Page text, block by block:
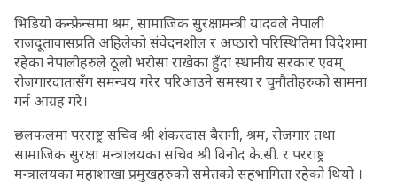
भिडियो कन्फ्रेन्समा श्रम, सामाजिक सुरक्षामन्त्री यादवले नेपाली
राजदूतावासप्रति अहिलेको संवेदनशील र अप्ठारो परिस्थितिमा विदेशमा
रहेका नेपालीहरुले ठूलो भरोसा राखेका हुँदा स्थानीय सरकार एवम्
रोजगारदातासँग समन्वय गरेर परिआउने समस्या र चुनौतीहरुको सामना
गर्न आग्रह गरे।
छलफलमा परराष्ट्र सचिव श्री शंकरदास बैरागी, श्रम, रोजगार तथा
सामाजिक सुरक्षा मन्त्रालयका सचिव श्री विनोद के.सी. र परराष्ट्र
मन्त्रालयका महाशाखा प्रमुखहरुको समेतको सहभागिता रहेको थियो ।